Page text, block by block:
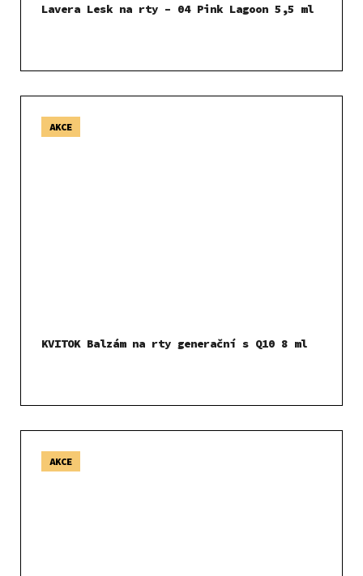
Lavera Lesk na rty – 04 Pink Lagoon 5,5 ml
AKCE
KVITOK Balzám na rty generační s Q10 8 ml
AKCE